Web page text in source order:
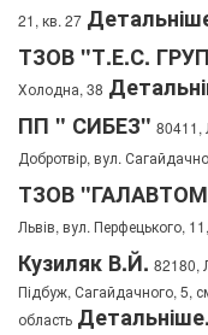
21, кв. 27
ТЗОВ "Т.Е.С.
Холодна, 38
ПП " СИБЕЗ" 80411,
Добротвір, вул.
ТЗОВ
Львів, вул. Перфецького,
Кузиляк В.Й. 82180,
Підбуж, Сагайдачного, 5,
область